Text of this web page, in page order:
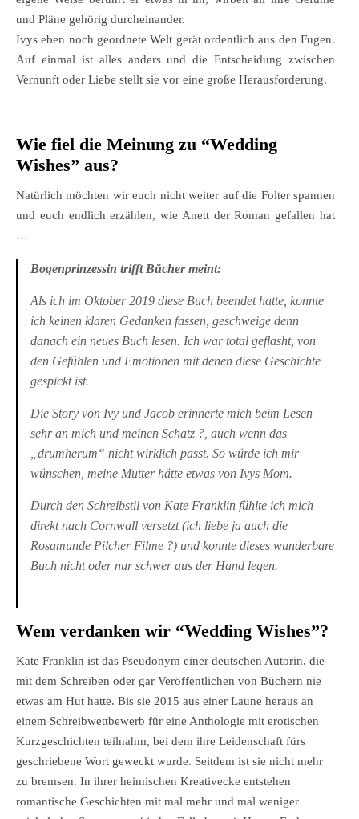
und Pläne gehörig durcheinander.
Ivys eben noch geordnete Welt gerät ordentlich aus den Fugen.
Auf einmal ist alles anders und die Entscheidung zwischen
Vernunft oder Liebe stellt sie vor eine große Herausforderung.
Wie fiel die Meinung zu “Wedding
Wishes” aus?
Natürlich möchten wir euch nicht weiter auf die Folter spannen
und euch endlich erzählen, wie Anett der Roman gefallen hat
…
Bogenprinzessin trifft Bücher meint:
Als ich im Oktober 2019 diese Buch beendet hatte, konnte
ich keinen klaren Gedanken fassen, geschweige denn
danach ein neues Buch lesen. Ich war total geflasht, von
den Gefühlen und Emotionen mit denen diese Geschichte
gespickt ist.
Die Story von Ivy und Jacob erinnerte mich beim Lesen
sehr an mich und meinen Schatz ? , auch wenn das
„drumherum“ nicht wirklich passt. So würde ich mir
wünschen, meine Mutter hätte etwas von Ivys Mom.
Durch den Schreibstil von Kate Franklin fühlte ich mich
direkt nach Cornwall versetzt (ich liebe ja auch die
Rosamunde Pilcher Filme ?) und konnte dieses wunderbare
Buch nicht oder nur schwer aus der Hand legen.
Wem verdanken wir “Wedding Wishes”?
Kate Franklin ist das Pseudonym einer deutschen Autorin, die
mit dem Schreiben oder gar Veröffentlichen von Büchern nie
etwas am Hut hatte. Bis sie 2015 aus einer Laune heraus an
einem Schreibwettbewerb für eine Anthologie mit erotischen
Kurzgeschichten teilnahm, bei dem ihre Leidenschaft fürs
geschriebene Wort geweckt wurde. Seitdem ist sie nicht mehr
zu bremsen. In ihrer heimischen Kreativecke entstehen
romantische Geschichten mit mal mehr und mal weniger